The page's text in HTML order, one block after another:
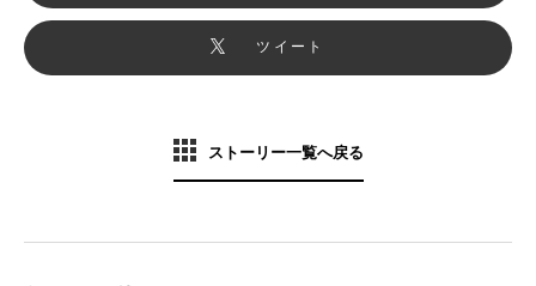
ツイート
ストーリー一覧へ戻る